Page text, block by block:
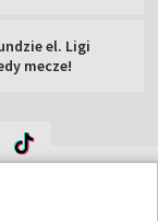
el. Ligi
mecze!